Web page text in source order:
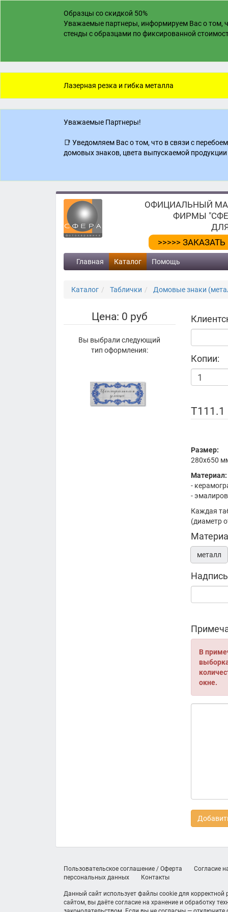
Образцы со скидкой 50%
Уважаемые партнеры, информируем Вас о том,
стенды с образцами по фиксированной
Лазерная резка и гибка металла
Уважаемые Партнеры!
📑 Уведомляем Вас о том, что в связи с
домовых знаков, цвета выпускаемой
ОФИЦИАЛЬНЫЙ
ФИРМЫ
>>>>>
Главная Каталог Помощь
Каталог Таблички Домовые знаки
Цена: 0 руб
Вы выбрали следующий
тип оформления:
Копии:
Т111.1
Размер:
280x650
Материал:
-
-
Каждая
(диаметр
металл
Надпись
В
окне.
Пользовательское соглашение / Оферта
Согласие
персональных данных
Контакты
Данный сайт использует файлы cookie для
сайтом, вы даёте согласие на хранение и обработку